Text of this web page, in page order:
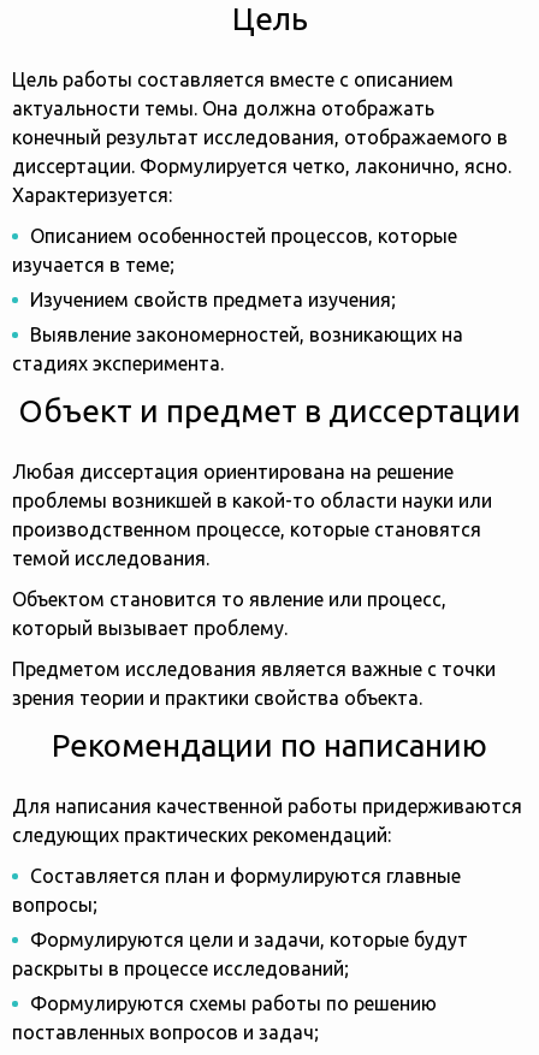
Цель
Цель работы составляется вместе с описанием
актуальности темы. Она должна отображать
конечный результат исследования, отображаемого в
диссертации. Формулируется четко, лаконично, ясно.
Характеризуется:
Описанием особенностей процессов, которые
изучается в теме;
Изучением свойств предмета изучения;
Выявление закономерностей, возникающих на
стадиях эксперимента.
Объект и предмет в диссертации
Любая диссертация ориентирована на решение
проблемы возникшей в какой-то области науки или
производственном процессе, которые становятся
темой исследования.
Объектом становится то явление или процесс,
который вызывает проблему.
Предметом исследования является важные с точки
зрения теории и практики свойства объекта.
Рекомендации по написанию
Для написания качественной работы придерживаются
следующих практических рекомендаций:
Составляется план и формулируются главные
вопросы;
Формулируются цели и задачи, которые будут
раскрыты в процессе исследований;
Формулируются схемы работы по решению
поставленных вопросов и задач;